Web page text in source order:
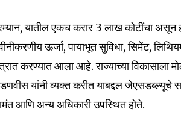
यातील एकच करार 3 लाख कोटींचा
ऊर्जा, पायाभूत सुविधा, सिमेंट,
करण्यात आला आहे. राज्याच्या विकासाला
यांनी व्यक्त करीत याबद्दल जेएसडब्ल्यूचे
आणि अन्य अधिकारी उपस्थित होते.